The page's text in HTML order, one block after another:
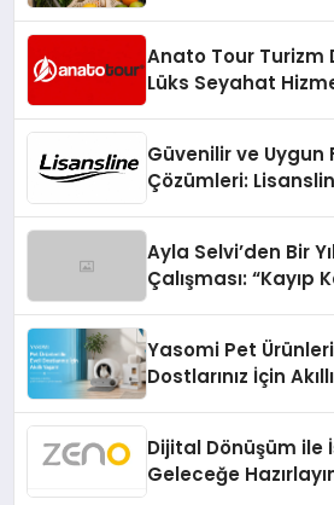
Anato Tour Turizm
Lüks Seyahat
Güvenilir ve Uygun
Çözümleri:
Ayla Selvi’den Bir
Çalışması: “Kayıp
Yasomi Pet
Dostlarınız İçin
Dijital Dönüşüm ile
Geleceğe